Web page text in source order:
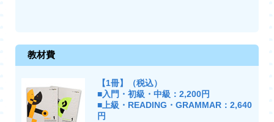
教材費
【1冊】（税込）
■入門・初級・中級：2,200円
■上級・READING・GRAMMAR：2,640
円